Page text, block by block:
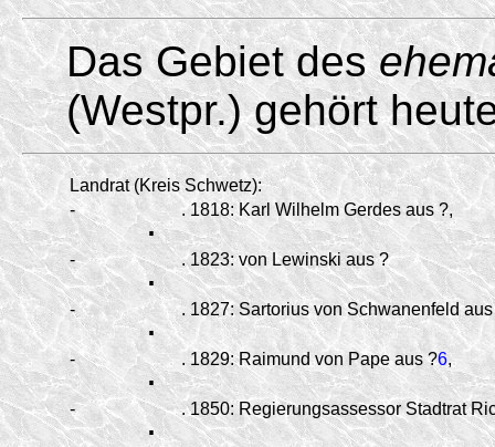
Das Gebiet des
(Westpr.) gehört
Landrat (Kreis Schwetz):
-
. . 1818: Karl Wilhelm Gerdes aus ?,
- . . 1823: von Lewinski aus ?
- . . 1827: Sartorius von Schwanenfeld
- . . 1829: Raimund von Pape aus ?6,
- . . 1850: Regierungsassessor Stadtrat